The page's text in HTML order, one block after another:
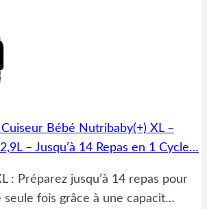
Bébé Nutribaby(+) XL –
– Jusqu’à 14 Repas en 1 Cycle…
: Préparez jusqu’à 14 repas pour
seule fois grâce à une capacit…